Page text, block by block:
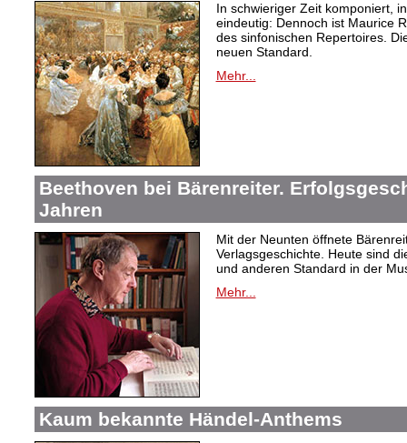
In schwieriger Zeit komponiert,
eindeutig: Dennoch ist Maurice
des sinfonischen Repertoires.
neuen Standard.
Mehr...
Beethoven bei Bärenreiter.
Jahren
Mit der Neunten öffnete
Verlagsgeschichte. Heute sind
und anderen Standard in der
Mehr...
Kaum bekannte Händel-Anthems